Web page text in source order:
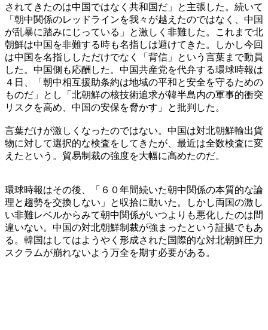
されてきたのは中国ではなく共和国だ」と主張した。続いて
「朝中関係のレッドラインを我々が越えたのではなく、中国
が乱暴に踏みにじっている」と激しく非難した。これまで北
朝鮮は中国を非難する時も名指しは避けてきた。しかし今回
は中国を名指ししただけでなく「背信」という言葉まで動員
した。中国側も応酬した。中国共産党を代弁する環球時報は
４日、「朝中相互援助条約は地域の平和と安全を守るための
ものだ」とし「北朝鮮の核技術追求が韓半島内の軍事的衝突
リスクを高め、中国の安保を脅かす」と批判した。
言葉だけが激しくなったのではない。中国は対北朝鮮輸出貨
物に対して選択的な検査をしてきたが、最近は全数検査に変
えたという。貿易制裁の強度を大幅に高めたのだ。
環球時報はその後、「６０年間続いた朝中関係の本質的な論
理と趨勢を交換しない」と収拾に動いた。しかし両国の激し
い非難レベルからみて朝中関係がいつよりも悪化したのは間
違いない。中国の対北朝鮮制裁が強まったという証拠でもあ
る。韓国はしてはようやく形成された国際的な対北朝鮮圧力
スクラムが崩れないよう万全を期す必要がある。